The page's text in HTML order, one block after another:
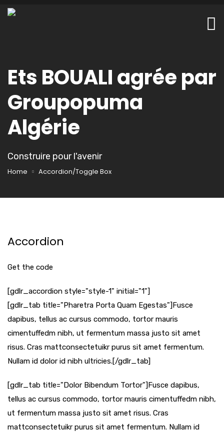
Ets BOUALI agrée par
Groupopuma
Algérie
Construire pour l'avenir
Home Accordion/Toggle Box
Accordion
Get the code
[gdlr_accordion style="style-1" initial="1"]
[gdlr_tab title="Pharetra Porta Quam Egestas"]Fusce
dapibus, tellus ac cursus commodo, tortor mauris
cimentuffedm nibh, ut fermentum massa justo sit amet
risus. Cras mattconsectetuikr purus sit amet fermentum.
Nullam id dolor id nibh ultricies.[/gdlr_tab]
[gdlr_tab title="Dolor Bibendum Tortor"]Fusce dapibus,
tellus ac cursus commodo, tortor mauris cimentuffedm nibh,
ut fermentum massa justo sit amet risus. Cras
mattconsectetuikr purus sit amet fermentum. Nullam id